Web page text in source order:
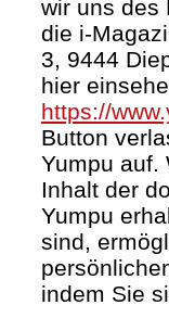
wir uns des
die i-
3, 9444
hier
https://
Button
Yumpu auf.
Inhalt der
Yumpu
sind,
indem Sie